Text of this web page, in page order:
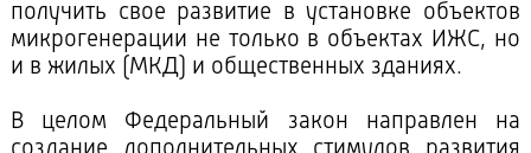
получить свое развитие в установке объектов
микрогенерации не только в объектах ИЖС, но
и в жилых (МКД) и общественных зданиях.
В целом Федеральный закон направлен на